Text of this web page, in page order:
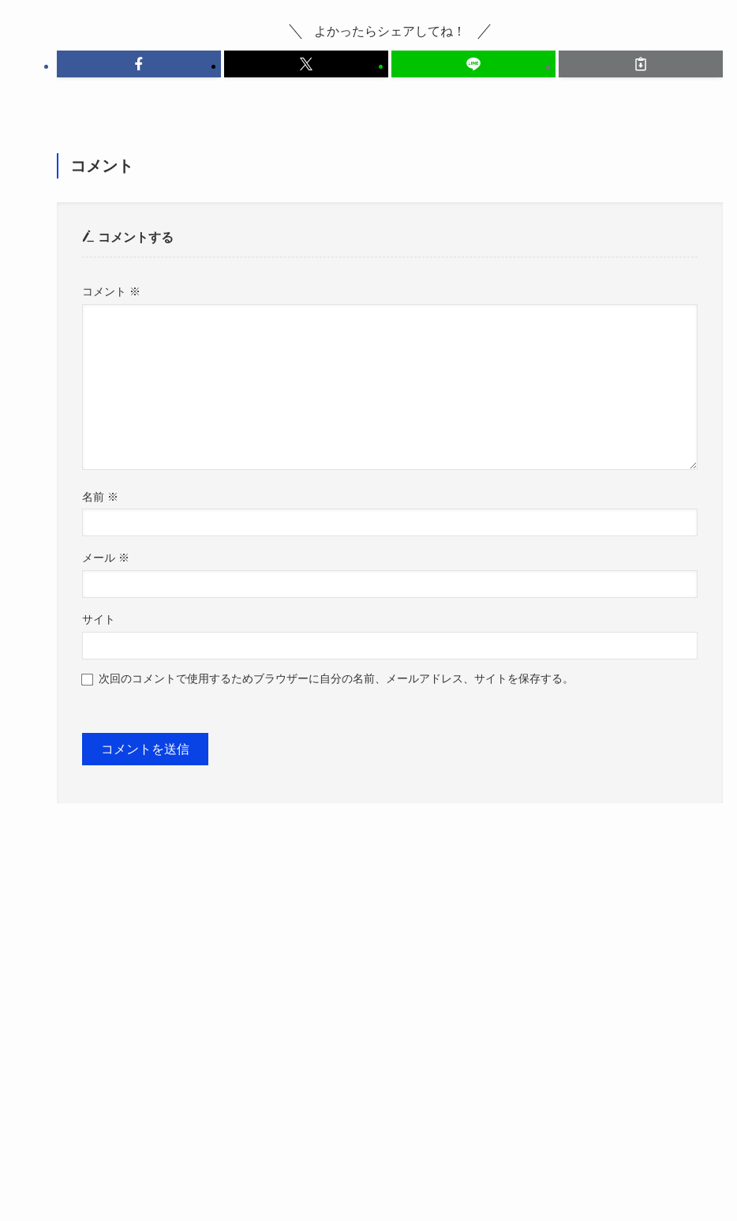
よかったらシェアしてね！
コメント
コメントする
コメント ※
名前 ※
メール ※
サイト
次回のコメントで使用するためブラウザーに自分の名前、メールアドレス、サイトを保存する。